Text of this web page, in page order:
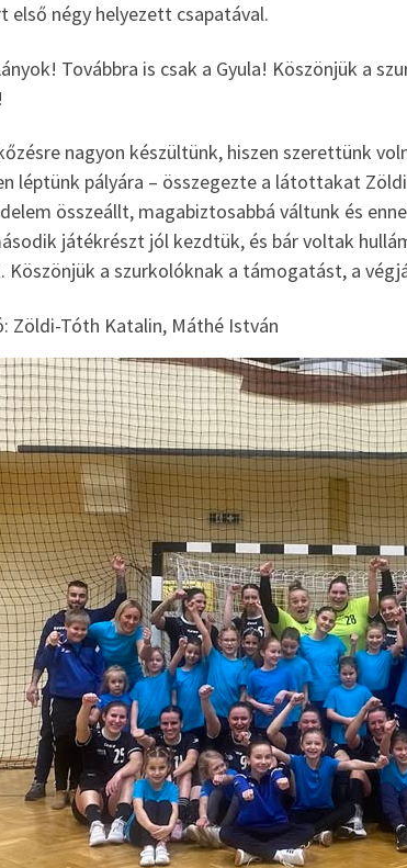
első négy helyezett csapatával.
Továbbra is csak a Gyula! Köszönjük a
nagyon készültünk, hiszen szerettünk
léptünk pályára – összegezte a látottakat
összeállt, magabiztosabbá váltunk és
játékrészt jól kezdtük, és bár voltak
Köszönjük a szurkolóknak a támogatást, a
Zöldi-Tóth Katalin, Máthé István